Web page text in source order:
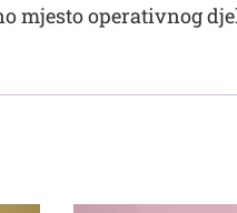
mjesto operativnog